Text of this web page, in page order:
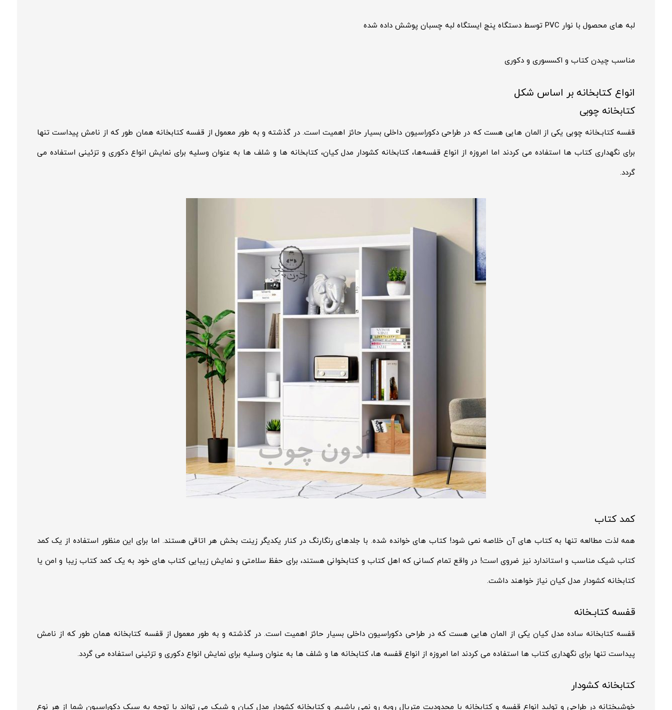
لبه های محصول با نوار PVC توسط دستگاه پنج ایستگاه لبه چسبان پوشش داده شده
مناسب چیدن کتاب و اکسسوری و دکوری
انواع کتابخانه بر اساس شکل
کتابخانه چوبی
قفسه کتابـخانه چوبی یکی از المان هایی هست که در طراحی دکوراسیون داخلی بسیار حائز اهمیت است. در گذشته و به طور معمول از قفسه کتابخانه همان طور که از نامش پیداست تنها
برای نگهداری کتاب ها استفاده می کردند اما امروزه از انواع قفسه‌ها، کتابخانه کشودار مدل کیان، کتابخانه ها و شلف ها به عنوان وسلیه برای نمایش انواع دکوری و تزئینی استفاده می
گردد.
کمد کتاب
همه لذت مطالعه تنها به کتاب های آن خلاصه نمی شود! کتاب های خوانده شده. با جلدهای رنگارنگ در کنار یکدیگر زینت بخش هر اتاقی هستند. اما برای این منظور استفاده از یک کمد
کتاب شیک مناسب و استاندارد نیز ضروی است! در واقع تمام کسانی که اهل کتاب و کتابخوانی هستند، برای حفظ سلامتی و نمایش زیبایی کتاب های خود به یک کمد کتاب زیبا و امن یا
کتابخانه کشودار مدل کیان نیاز خواهند داشت.
قفسه کتابـخانه
قفسه کتابخانه ساده مدل کیان یکی از المان هایی هست که در طراحی دکوراسیون داخلی بسیار حائز اهمیت است. در گذشته و به طور معمول از قفسه کتابخانه همان طور که از نامش
پیداست تنها برای نگهداری کتاب ها استفاده می کردند اما امروزه از انواع قفسه ها، کتابخانه ها و شلف ها به عنوان وسلیه برای نمایش انواع دکوری و تزئینی استفاده می گردد.
کتابخانه کشودار
خوشبختانه در طراحی و تولید انواع قفسه و کتابخانه با محدودیت متریال روبه رو نمی باشیم. و کتابخانه کشودار مدل کیان و شیک می تواند با توجه به سبک دکوراسیون شما از هر نوع